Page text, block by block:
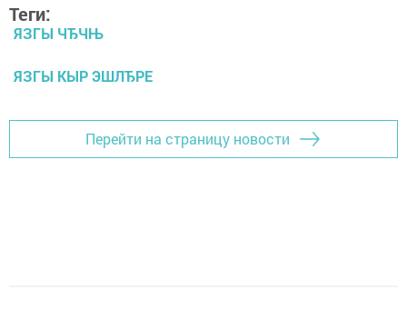
Теги:
ЯЗГЫ ЧЂЧЊ
ЯЗГЫ КЫР ЭШЛЂРЕ
Перейти на страницу новости